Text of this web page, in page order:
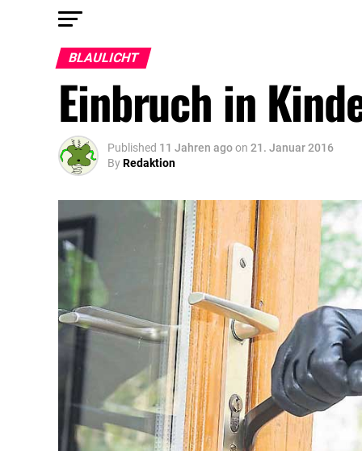
BLAULICHT
Einbruch in
Published 11 Jahren agoon 21. Januar 2016
ByRedaktion